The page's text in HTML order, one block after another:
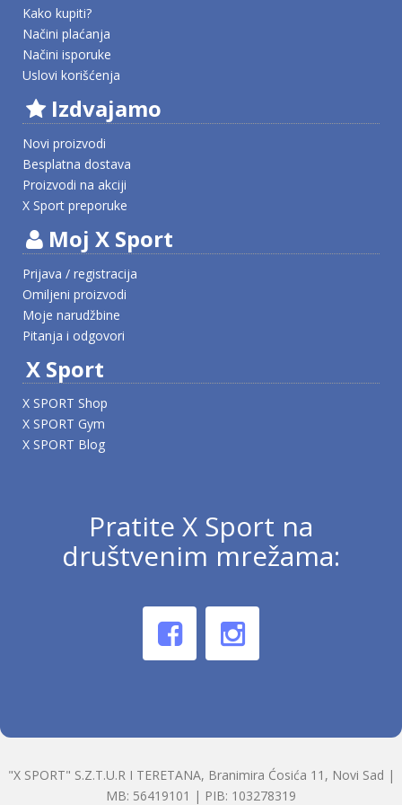
Kako kupiti?
Načini plaćanja
Načini isporuke
Uslovi korišćenja
Izdvajamo
Novi proizvodi
Besplatna dostava
Proizvodi na akciji
X Sport preporuke
Moj X Sport
Prijava / registracija
Omiljeni proizvodi
Moje narudžbine
Pitanja i odgovori
X Sport
X SPORT Shop
X SPORT Gym
X SPORT Blog
Pratite X Sport na
društvenim mrežama:
"X SPORT" S.Z.T.U.R I TERETANA, Branimira Ćosića 11, Novi Sad |
MB: 56419101 | PIB: 103278319